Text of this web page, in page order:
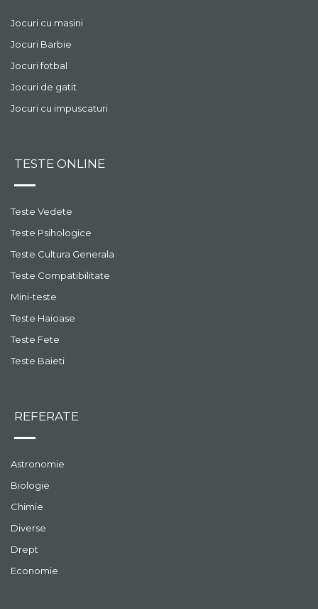
Jocuri cu masini
Jocuri Barbie
Jocuri fotbal
Jocuri de gatit
Jocuri cu impuscaturi
TESTE ONLINE
Teste Vedete
Teste Psihologice
Teste Cultura Generala
Teste Compatibilitate
Mini-teste
Teste Haioase
Teste Fete
Teste Baieti
REFERATE
Astronomie
Biologie
Chimie
Diverse
Drept
Economie